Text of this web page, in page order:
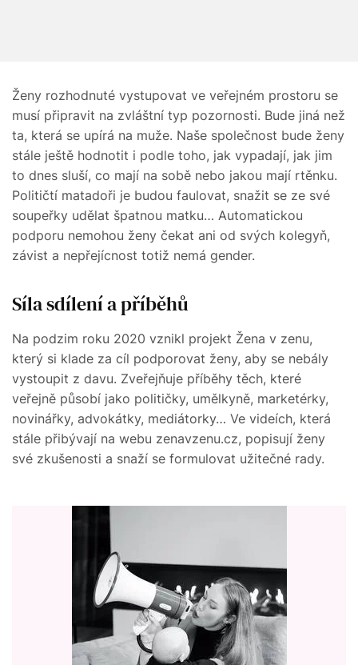
Ženy rozhodnuté vystupovat ve veřejném prostoru se
musí připravit na zvláštní typ pozornosti. Bude jiná než
ta, která se upírá na muže. Naše společnost bude ženy
stále ještě hodnotit i podle toho, jak vypadají, jak jim
to dnes sluší, co mají na sobě nebo jakou mají rtěnku.
Političtí matadoři je budou faulovat, snažit se ze své
soupeřky udělat špatnou matku… Automatickou
podporu nemohou ženy čekat ani od svých kolegyň,
závist a nepřejícnost totiž nemá gender.
Síla sdílení a příběhů
Na podzim roku 2020 vznikl projekt Žena v zenu,
který si klade za cíl podporovat ženy, aby se nebály
vystoupit z davu. Zveřejňuje příběhy těch, které
veřejně působí jako političky, umělkyně, marketérky,
novinářky, advokátky, mediátorky… Ve videích, která
stále přibývají na webu zenavzenu.cz, popisují ženy
své zkušenosti a snaží se formulovat užitečné rady.